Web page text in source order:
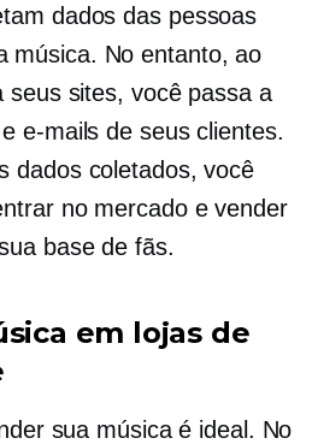
dados das pessoas
música. No entanto, ao
seus sites, você passa a
e-mails de seus clientes.
dados coletados, você
no mercado e vender
base de fãs.
em lojas de
sua música é ideal. No